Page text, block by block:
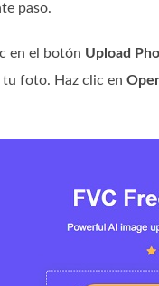
paso.
en el botón Upload
foto. Haz clic en